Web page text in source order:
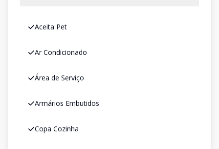
Aceita Pet
Ar Condicionado
Área de Serviço
Armários Embutidos
Copa Cozinha